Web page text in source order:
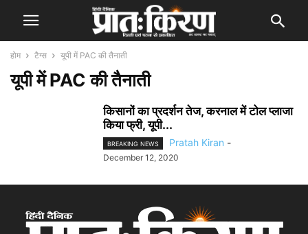
होम टैग्स यूपी में PAC की तैनाती
यूपी में PAC की तैनाती
किसानों का प्रदर्शन तेज, करनाल में टोल प्लाजा
किया फ्री, यूपी...
BREAKING NEWS Pratah Kiran -
December 12, 2020